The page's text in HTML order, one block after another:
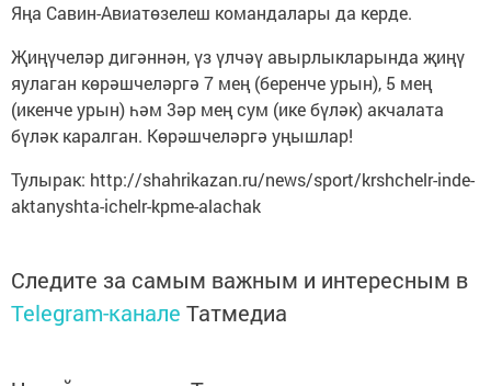
Яңа Савин-Авиатөзелеш командалары да керде.
Җиңүчеләр дигәннән, үз үлчәү авырлыкларында җиңү
яулаган көрәшчеләргә 7 мең (беренче урын), 5 мең
(икенче урын) һәм 3әр мең сум (ике бүләк) акчалата
бүләк каралган. Көрәшчеләргә уңышлар!
Тулырак: http://shahrikazan.ru/news/sport/krshchelr-inde-
aktanyshta-ichelr-kpme-alachak
Следите за самым важным и интересным в
Telegram-канале Татмедиа